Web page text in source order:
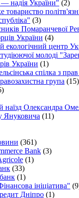
надія України" (2)
товариство
(3)
Помаранчевої
України (4)
екологічний центр
молоді
України (1)
спілка з
група (15)
наїзд Олександра
Януковича (11)
(361)
Bank (3)
(1)
(33)
(1)
ініціатива"
Дніпро (1)